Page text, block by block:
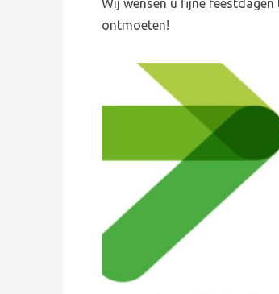
Wij wensen u fijne
ontmoeten!